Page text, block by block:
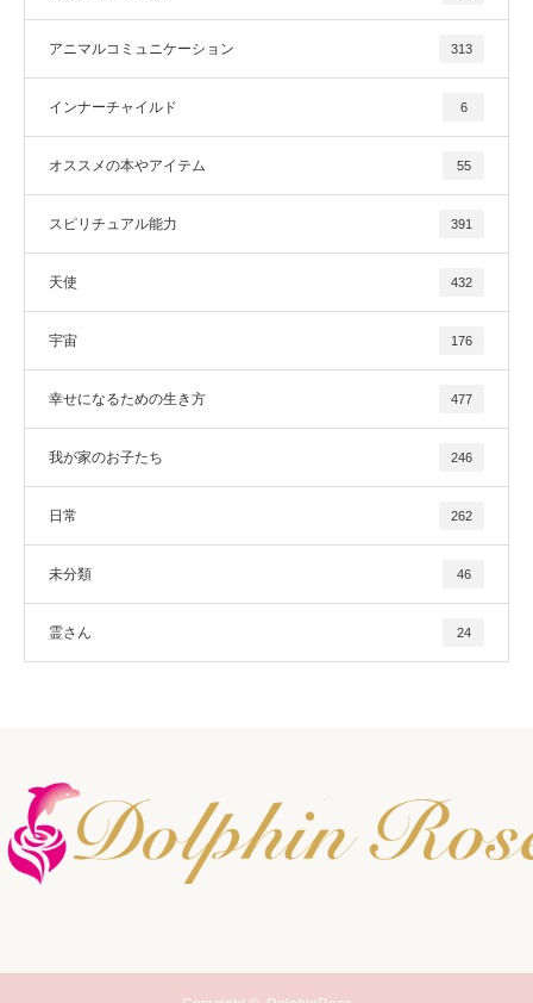
アニマルコミュニケーション 313
インナーチャイルド 6
オススメの本やアイテム 55
スピリチュアル能力 391
天使 432
宇宙 176
幸せになるための生き方 477
我が家のお子たち 246
日常 262
未分類 46
霊さん 24